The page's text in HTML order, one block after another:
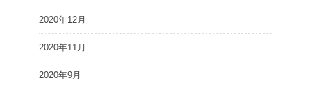
2020年12月
2020年11月
2020年9月